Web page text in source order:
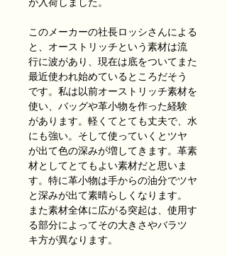
このメーカーの社長ロッシさんによる
と、 オーストリッチという素材は流
行に波があり、 現在は底をついてまた
最近使われ始めているところだそう
です。 私は以前オーストリッチ素材を
使い、 バッグや革小物を作った経験
があります。 軽くてとても丈夫で、水
にも強い。 そして使っていくと ツヤ
が出て色の深みが増してきます。 革素
材としてとてもよい素材だと思いま
す。 特に革小物は手からの油分でツヤ
と深みが出て素晴らしくなります。
また素材全体に広がる突起は、 使用す
る部分に よってその大きさやバラツ
キ方が異なります。